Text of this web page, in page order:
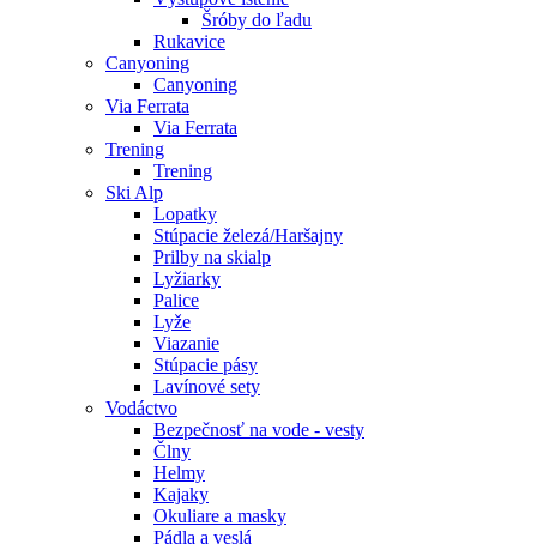
Šróby do ľadu
Rukavice
Canyoning
Canyoning
Via Ferrata
Via Ferrata
Trening
Trening
Ski Alp
Lopatky
Stúpacie železá/Haršajny
Prilby na skialp
Lyžiarky
Palice
Lyže
Viazanie
Stúpacie pásy
Lavínové sety
Vodáctvo
Bezpečnosť na vode - vesty
Člny
Helmy
Kajaky
Okuliare a masky
Pádla a veslá